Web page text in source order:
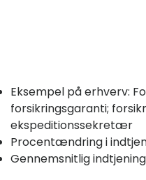
Eksempel på erhverv:
forsikringsgaranti;
ekspeditionssekretær
Procentændring i
Gennemsnitlig